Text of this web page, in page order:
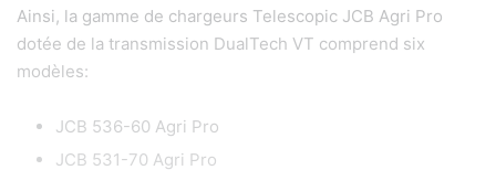
Ainsi, la gamme de chargeurs Telescopic JCB Agri Pro
dotée de la transmission DualTech VT comprend six
modèles:
JCB 536-60 Agri Pro
JCB 531-70 Agri Pro